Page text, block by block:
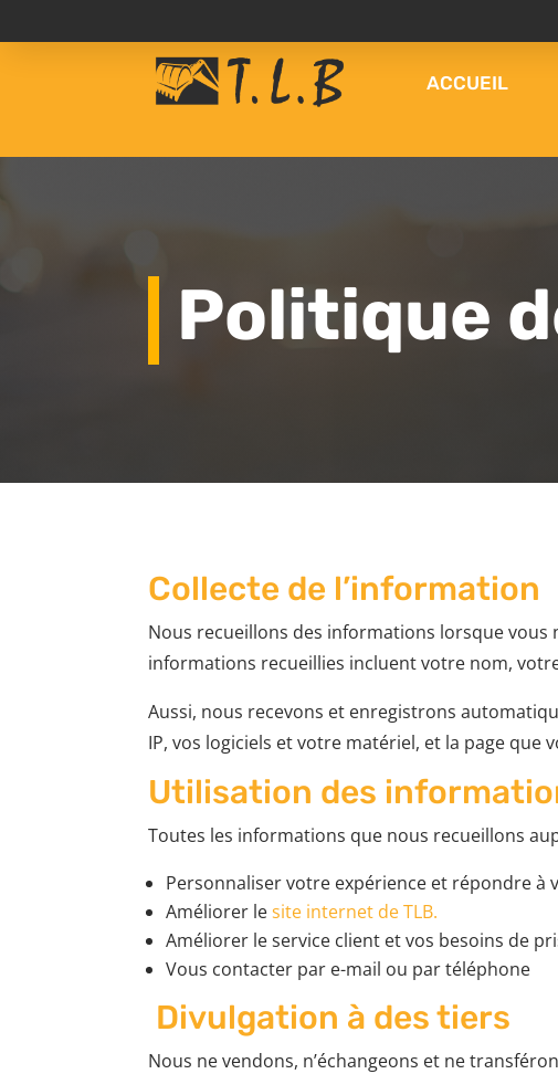
ACCUEIL
Politique
Collecte de l’information
Nous recueillons des informations lorsque
informations recueillies incluent votre nom,
Aussi, nous recevons et enregistrons
IP, vos logiciels et votre matériel, et la page que
Utilisation des
Toutes les informations que nous recueillons
Personnaliser votre expérience et répondre à
Améliorer lesite internet de TLB.
Améliorer le service client et vos besoins de
Vous contacter par e-mail ou par téléphone
Divulgation à des tiers
Nous ne vendons, n’échangeons et ne